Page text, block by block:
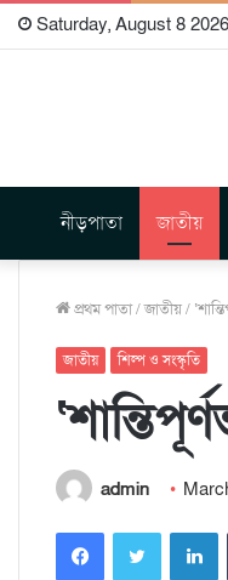
Saturday, August 8 2026
নীড়পাতা জাতীয়
প্রথম পাতা/জাতীয়/
জাতীয় শিল্প ও সংস্কৃতি
admin